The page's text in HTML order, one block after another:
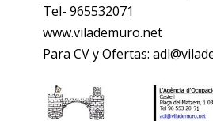
Tel- 965532071
www.vilademuro.net
Para CV y Ofertas: